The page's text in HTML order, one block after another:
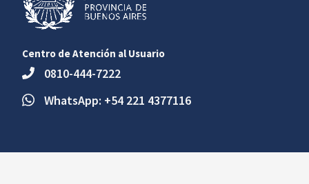
Centro de Atención al Usuario
0810-444-7222
WhatsApp: +54 221 4377116